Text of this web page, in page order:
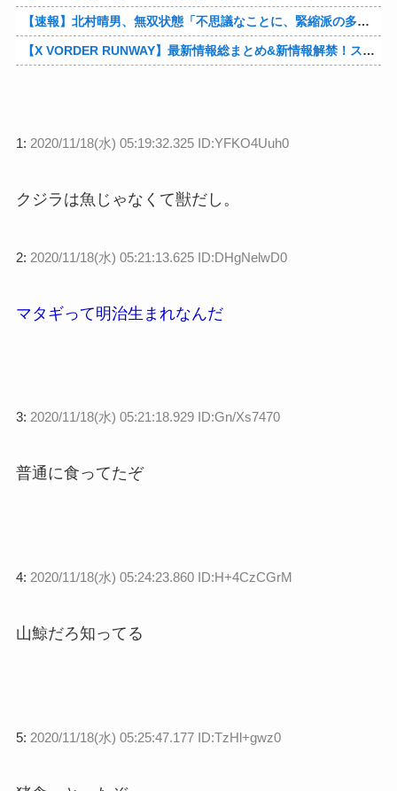
【速報】北村晴男、無双状態「不思議なことに、緊縮派の多くは親中派に繋がる。「日本弱体化議連」でも旗揚げされたら如何？」他
【X VORDER RUNWAY】最新情報総まとめ&新情報解禁！スペシャル番組！星川「ヘソは出したい」他
1: 2020/11/18(水) 05:19:32.325 ID:YFKO4Uuh0
クジラは魚じゃなくて獣だし。
2: 2020/11/18(水) 05:21:13.625 ID:DHgNelwD0
マタギって明治生まれなんだ
3: 2020/11/18(水) 05:21:18.929 ID:Gn/Xs7470
普通に食ってたぞ
4: 2020/11/18(水) 05:24:23.860 ID:H+4CzCGrM
山鯨だろ知ってる
5: 2020/11/18(水) 05:25:47.177 ID:TzHl+gwz0